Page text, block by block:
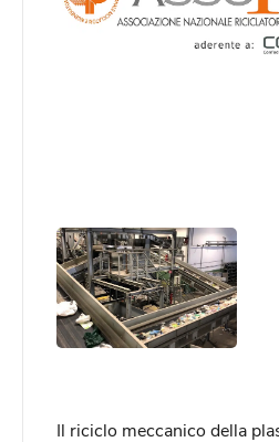
Il riciclo meccanico della